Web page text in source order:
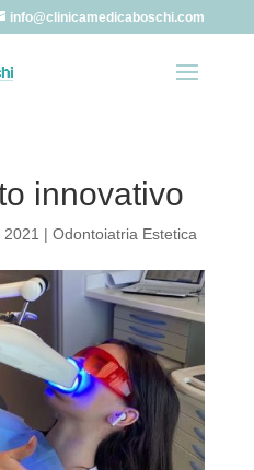
info@clinicamedicaboschi.com
innovativo
| Odontoiatria Estetica